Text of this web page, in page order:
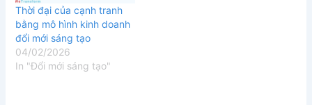
Thời đại của cạnh tranh
bằng mô hình kinh doanh
đổi mới sáng tạo
04/02/2026
In "Đổi mới sáng tạo"